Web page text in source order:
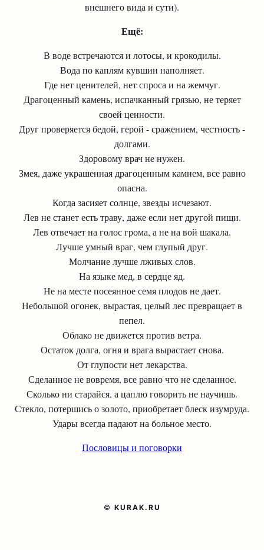
внешнего вида и сути).
Ещё:
В воде встречаются и лотосы, и крокодилы.
Вода по каплям кувшин наполняет.
Где нет ценителей, нет спроса и на жемчуг.
Драгоценный камень, испачканный грязью, не теряет
своей ценности.
Друг проверяется бедой, герой - сражением, честность -
долгами.
Здоровому врач не нужен.
Змея, даже украшенная драгоценным камнем, все равно
опасна.
Когда засияет солнце, звезды исчезают.
Лев не станет есть траву, даже если нет другой пищи.
Лев отвечает на голос грома, а не на вой шакала.
Лучше умный враг, чем глупый друг.
Молчание лучше лживых слов.
На языке мед, в сердце яд.
Не на месте посеянное семя плодов не дает.
Небольшой огонек, вырастая, целый лес превращает в
пепел.
Облако не движется против ветра.
Остаток долга, огня и врага вырастает снова.
От глупости нет лекарства.
Сделанное не вовремя, все равно что не сделанное.
Сколько ни старайся, а цаплю говорить не научишь.
Стекло, потершись о золото, приобретает блеск изумруда.
Удары всегда падают на больное место.
Пословицы и поговорки
© KURAK.RU